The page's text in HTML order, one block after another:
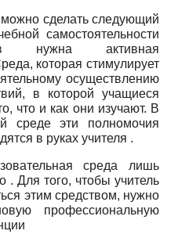
можно сделать следующий
самостоятельности
нужна активная
которая стимулирует
осуществлению
в которой учащиеся
что и как они изучают. В
среде эти полномочия
в руках учителя .
среда лишь
. Для того, чтобы учитель
этим средством, нужно
профессиональную